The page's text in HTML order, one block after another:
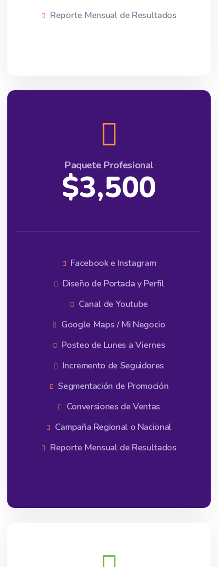
Reporte Mensual de Resultados
Paquete Profesional
$3,500
Facebook e Instagram
Diseño de Portada y Perfil
Canal de Youtube
Google Maps / Mi Negocio
Posteo de Lunes a Viernes
Incremento de Seguidores
Segmentación de Promoción
Conversiones de Ventas
Campaña Regional o Nacional
Reporte Mensual de Resultados